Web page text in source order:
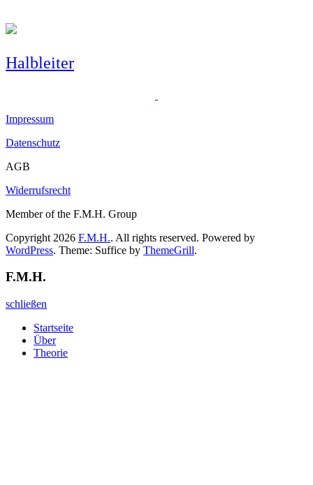
Halbleiter
Impressum
Datenschutz
AGB
Widerrufsrecht
Member of the F.M.H. Group
Copyright 2026 F.M.H.. All rights reserved. Powered by
WordPress. Theme: Suffice by ThemeGrill.
F.M.H.
schließen
Startseite
Über
Theorie